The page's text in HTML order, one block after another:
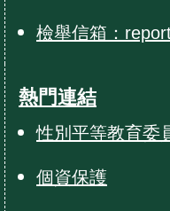
檢舉信箱：
熱門連結
性別平等教育委
個資保護